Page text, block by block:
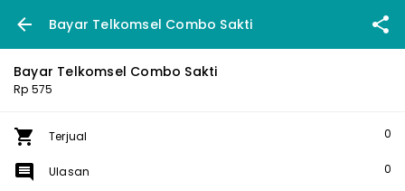
Bayar Telkomsel Combo Sakti
Bayar Telkomsel Combo Sakti
Rp 575
Terjual 0
Ulasan 0